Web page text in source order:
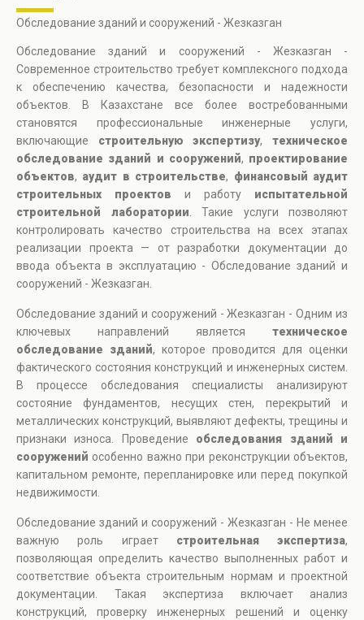
Обследование зданий и сооружений - Жезказган
Обследование зданий и сооружений - Жезказган -
Современное строительство требует комплексного подхода
к обеспечению качества, безопасности и надежности
объектов. В Казахстане все более востребованными
становятся профессиональные инженерные услуги,
включающие строительную экспертизу,техническое
обследование зданий и сооружений, проектирование
объектов, аудит в строительстве, финансовый аудит
строительных проектов и работу испытательной
строительной лаборатории . Такие услуги позволяют
контролировать качество строительства на всех этапах
реализации проекта — от разработки документации до
ввода объекта в эксплуатацию - Обследование зданий и
сооружений - Жезказган.
Обследование зданий и сооружений - Жезказган - Одним из
ключевых направлений является техническое
обследование зданий, которое проводится для оценки
фактического состояния конструкций и инженерных систем.
В процессе обследования специалисты анализируют
состояние фундаментов, несущих стен, перекрытий и
металлических конструкций, выявляют дефекты, трещины и
признаки износа. Проведение обследования зданий и
сооружений особенно важно при реконструкции объектов,
капитальном ремонте, перепланировке или перед покупкой
недвижимости.
Обследование зданий и сооружений - Жезказган - Не менее
важную роль играет строительная экспертиза,
позволяющая определить качество выполненных работ и
соответствие объекта строительным нормам и проектной
документации. Такая экспертиза включает анализ
конструкций, проверку инженерных решений и оценку